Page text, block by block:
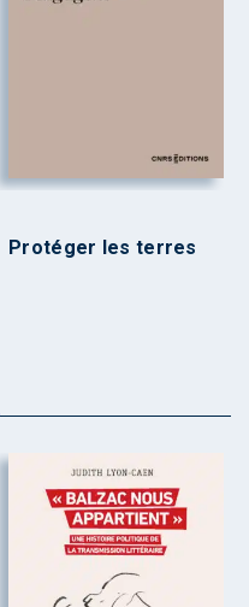
Protéger les terres